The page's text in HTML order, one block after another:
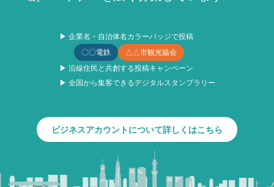
▶ 企業名・自治体名カラーバッジで投稿
〇〇電鉄
△△市観光協会
▶ 沿線住民と共創する投稿キャンペーン
▶ 全国から集客できるデジタルスタンプラリー
ビジネスアカウントについて詳しくはこちら